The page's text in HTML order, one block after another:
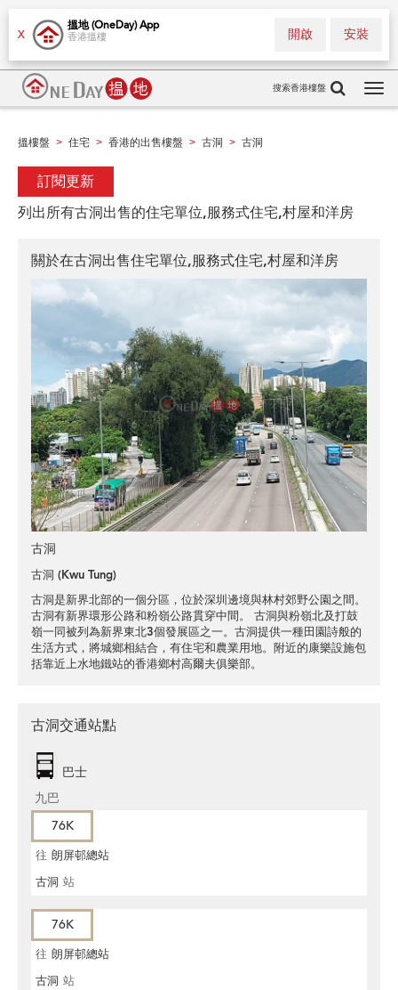
X
搵地 (OneDay) App
香港搵樓 安裝
開啟
搜索香港樓盤
搵樓盤 > 住宅 > 香港的出售樓盤 > 古洞 > 古洞
訂閱更新
列出所有古洞出售的住宅單位,服務式住宅,村屋和洋房
關於在古洞出售住宅單位,服務式住宅,村屋和洋房
古洞
古洞 (Kwu Tung)
古洞是新界北部的一個分區，位於深圳邊境與林村郊野公園之間。
古洞有新界環形公路和粉嶺公路貫穿中間。 古洞與粉嶺北及打鼓
嶺一同被列為新界東北3個發展區之一。古洞提供一種田園詩般的
生活方式，將城鄉相結合，有住宅和農業用地。附近的康樂設施包
括靠近上水地鐵站的香港鄉村高爾夫俱樂部。
古洞交通站點
巴士
九巴
76K
往 朗屏邨總站
古洞 站
76K
往 朗屏邨總站
古洞 站